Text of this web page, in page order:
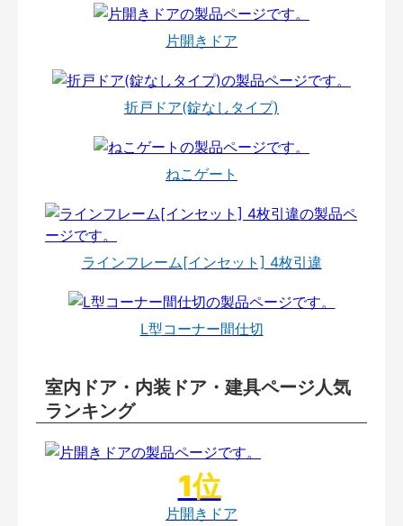
片開きドア
折戸ドア(錠なしタイプ)
ねこゲート
ラインフレーム[インセット] 4枚引違
L型コーナー間仕切
室内ドア・内装ドア・建具ページ人気
ランキング
片開きドア